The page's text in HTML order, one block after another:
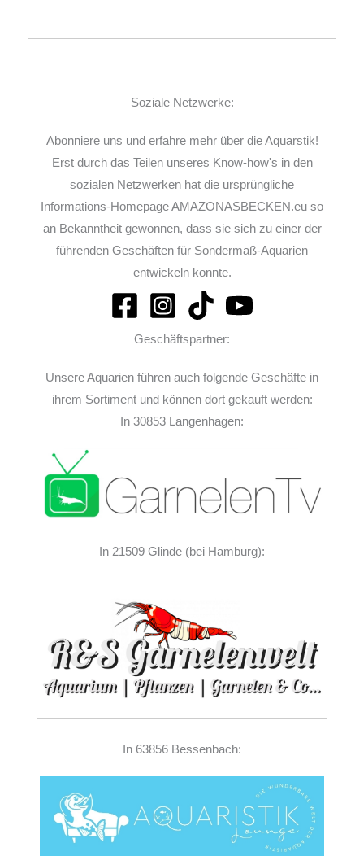
Soziale Netzwerke:
Abonniere uns und erfahre mehr über die Aquarstik!
Erst durch das Teilen unseres Know-how's in den
sozialen Netzwerken hat die ursprüngliche
Informations-Homepage AMAZONASBECKEN.eu so
an Bekanntheit gewonnen, dass sie sich zu einer der
führenden Geschäften für Sondermaß-Aquarien
entwickeln konnte.
Geschäftspartner:
Unsere Aquarien führen auch folgende Geschäfte in
ihrem Sortiment und können dort gekauft werden:
In 30853 Langenhagen:
In 21509 Glinde (bei Hamburg):
In 63856 Bessenbach: